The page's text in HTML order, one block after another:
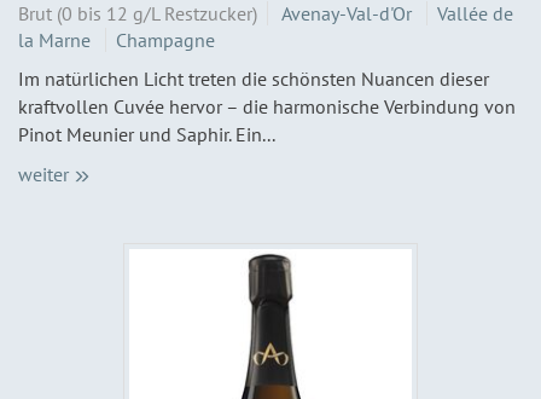
Brut (0 bis 12 g/L Restzucker) Avenay-Val-d'Or
Vallée de
la Marne
Champagne
Im natürlichen Licht treten die schönsten Nuancen dieser
kraftvollen Cuvée hervor – die harmonische Verbindung von
Pinot Meunier und Saphir. Ein...
weiter